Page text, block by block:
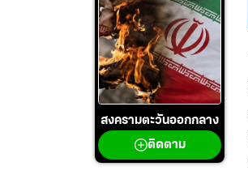
สงครามตะวันออกกลาง
ติดตาม